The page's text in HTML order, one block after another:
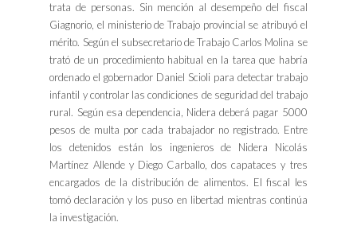
trata de personas. Sin mención al desempeño del fiscal
Giagnorio, el ministerio de Trabajo provincial se atribuyó el
mérito. Según el subsecretario de Trabajo Carlos Molina se
trató de un procedimiento habitual en la tarea que habría
ordenado el gobernador Daniel Scioli para detectar trabajo
infantil y controlar las condiciones de seguridad del trabajo
rural. Según esa dependencia, Nidera deberá pagar 5000
pesos de multa por cada trabajador no registrado. Entre
los detenidos están los ingenieros de Nidera Nicolás
Martínez Allende y Diego Carballo, dos capataces y tres
encargados de la distribución de alimentos. El fiscal les
tomó declaración y los puso en libertad mientras continúa
la investigación.